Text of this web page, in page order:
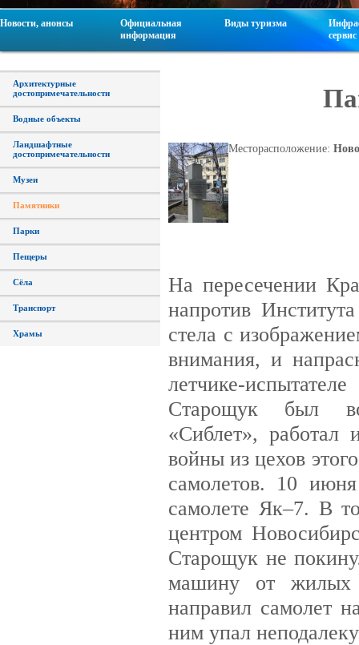
Новости, анонсы
Официальная
информация
Виды туризма
сервис
Архитектурные
достопримечательности
Водные объекты
Ландшафтные
достопримечательности
Музеи
Памятники
Парки
Пещеры
Сёла
Транспорт
Храмы
Месторасположение:
На пересечении
напротив
стела с
внимания, и
летчике-
Старощук был
«Сиблет», работал
войны из цехов
самолетов. 10
самолете Як–7. В
центром
Старощук не
машину от жилых
направил самолет
ним упал